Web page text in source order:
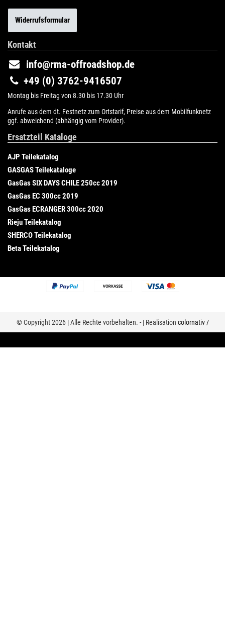
Widerrufsformular
Kontakt
info@rma-offroadshop.de
+49 (0) 3762-9416507
Montag bis Freitag von 8.30 bis 17.30 Uhr
Anrufe aus dem dt. Festnetz zum Ortstarif, Preise aus dem Mobilfunknetz
ggf. abweichend (abhängig vom Provider).
Ersatzteil Kataloge
AJP Teilekatalog
GASGAS Teilekataloge
GasGas SIX DAYS CHILE 250cc 2019
GasGas EC 300cc 2019
GasGas ECRANGER 300cc 2020
Rieju Teilekatalog
SHERCO Teilekatalog
Beta Teilekatalog
© Copyright 2026 | Alle Rechte vorbehalten. - | Realisation colornativ /